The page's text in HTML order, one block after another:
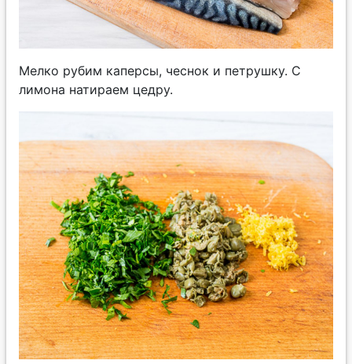
Мелко рубим каперсы, чеснок и петрушку. С
лимона натираем цедру.